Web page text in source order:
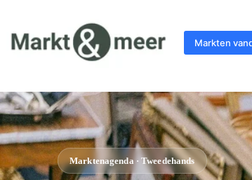
Markten
Marktenagenda · Tweedehands